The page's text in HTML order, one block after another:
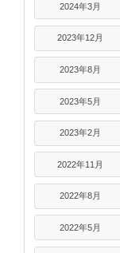
2024年3月
2023年12月
2023年8月
2023年5月
2023年2月
2022年11月
2022年8月
2022年5月